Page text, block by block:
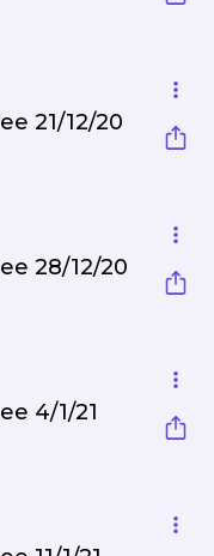
21/12/20
28/12/20
4/1/21